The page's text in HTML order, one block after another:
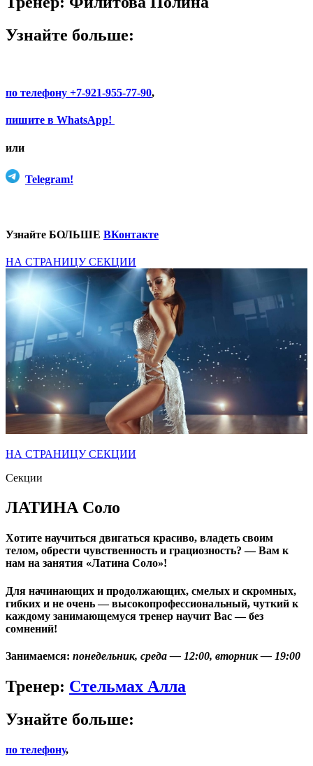
Узнайте больше:
по телефону +7-921-955-77-90,
пишите в WhatsApp!
или
Telegram!
Узнайте БОЛЬШЕ ВКонтакте
НА СТРАНИЦУ СЕКЦИИ
НА СТРАНИЦУ СЕКЦИИ
Секции
ЛАТИНА Соло
Хотите научиться двигаться красиво, владеть своим
телом, обрести чувственность и грациозность? — Вам к
нам на занятия «Латина Соло»!
Для начинающих и продолжающих, смелых и скромных,
гибких и не очень — высокопрофессиональный, чуткий к
каждому занимающемуся тренер научит Вас — без
сомнений!
Занимаемся: понедельник, среда— 12:00, вторник— 19:00
Тренер: Стельмах Алла
Узнайте больше:
по телефону,